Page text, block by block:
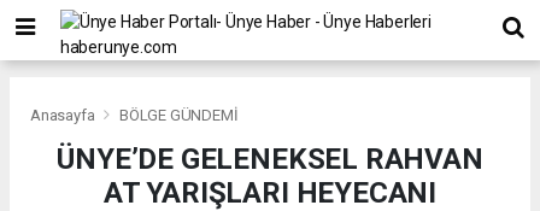
Anasayfa BÖLGE GÜNDEMİ
ÜNYE’DE GELENEKSEL RAHVAN
AT YARIŞLARI HEYECANI